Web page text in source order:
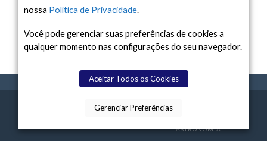
Arquivo
TERMOS CONTATO SPACE TODAY
ASTRONOMIA.
nossa Política de Privacidade.
Você pode gerenciar suas preferências de cookies a
qualquer momento nas configurações do seu navegador.
Aceitar Todos os Cookies
Gerenciar Preferências